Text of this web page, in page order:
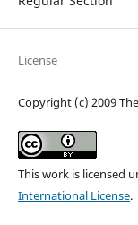
License
Copyright (c) 2009
This work is licensed
International License.